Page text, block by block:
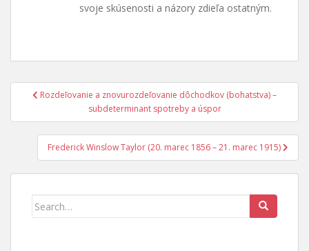
svoje skúsenosti a názory zdieľa ostatným.
Navigácia
článku
Rozdeľovanie a znovurozdeľovanie dôchodkov (bohatstva) –
subdeterminant spotreby a úspor
Frederick Winslow Taylor (20. marec 1856 – 21. marec 1915)
Search